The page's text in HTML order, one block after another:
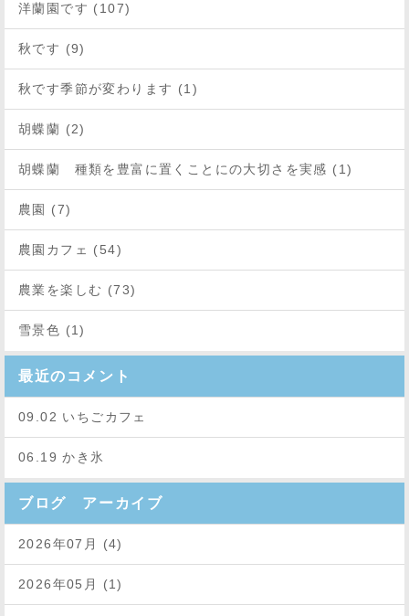
洋蘭園です (107)
秋です (9)
秋です季節が変わります (1)
胡蝶蘭 (2)
胡蝶蘭 種類を豊富に置くことにの大切さを実感 (1)
農園 (7)
農園カフェ (54)
農業を楽しむ (73)
雪景色 (1)
最近のコメント
09.02 いちごカフェ
06.19 かき氷
ブログ アーカイブ
2026年07月 (4)
2026年05月 (1)